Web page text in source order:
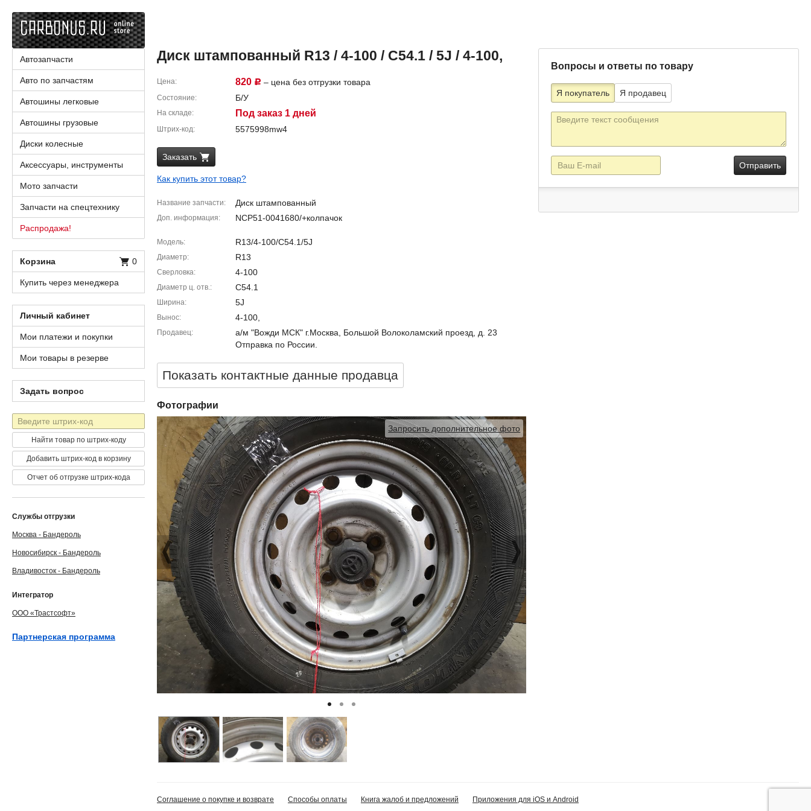
Диск штампованный R13 / 4-100 / C54.1 / 5J / 4-100,
Цена 820 Р – цена без отгрузки товара
Состояние Б/У
На складе Под заказ 1 дней
Штрих-код 5575998mw4
Заказать
Как купить этот товар?
Название запчасти Диск штампованный
Доп. информация NCP51-0041680/+колпачок
Модель R13/4-100/C54.1/5J
Диаметр R13
Сверловка 4-100
Диаметр ц. отв. C54.1
Ширина 5J
Вынос 4-100,
Продавец
а/м "Вожди МСК" г.Москва, Большой Волоколамский проезд, д. 23
Отправка по России.
Показать контактные данные продавцa
Фотографии
Запросить дополнительное фото
Вопросы и ответы по товару
Я покупатель Я продавец
Текст
E-
mail
Автозапчасти
Авто по запчастям
Автошины легковые
Автошины грузовые
Диски колесные
Аксессуары, инструменты
Мото запчасти
Запчасти на спецтехнику
Распродажа!
Корзина 0
Купить через менеджера
Личный кабинет
Мои платежи и покупки
Мои товары в резерве
Задать вопрос
Штрих-
код
Найти товар по штрих-коду
Добавить штрих-код в корзину
Отчет об отгрузке штрих-кода
Службы отгрузки
Москва - Бандероль
Новосибирск - Бандероль
Владивосток - Бандероль
Интегратор
ООО «Трастсофт»
Партнерская программа
Соглашение о покупке и возврате Способы оплаты Книга жалоб и предложений Приложения для iOS и Android